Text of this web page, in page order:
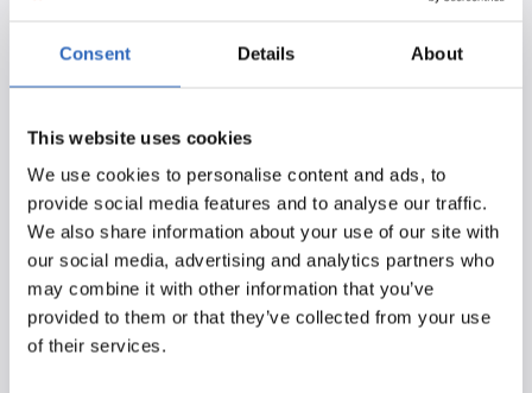
Consent Details About
This website uses cookies
We use cookies to personalise content and ads, to
provide social media features and to analyse our traffic.
We also share information about your use of our site with
our social media, advertising and analytics partners who
may combine it with other information that you’ve
provided to them or that they’ve collected from your use
of their services.
om goed te begrijpen langs welk beleid, met welke
wortel of met welke stok, met welke incentives de
gaan maken. Voor de overheid is dus ook van belang wat
nu en in de toekomst kan, en dit is waar Siemens Energy
dan weer een rol in speelt.
Hoe helpt Polpo specifiek bij het volgen van deze
Polpo is onmisbaar voor Siemens Energy bij het
navigeren door politieke en beleidsmatige